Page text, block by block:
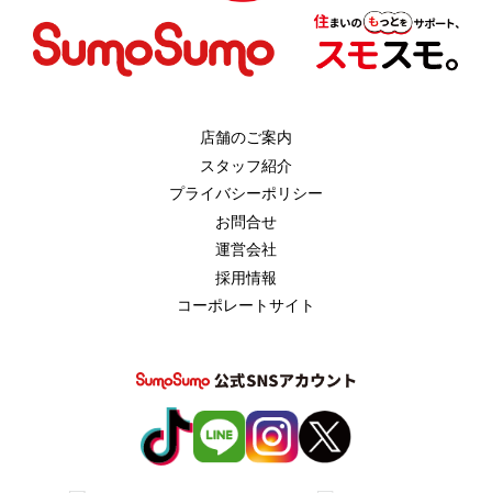
店舗のご案内
スタッフ紹介
プライバシーポリシー
お問合せ
運営会社
採用情報
コーポレートサイト